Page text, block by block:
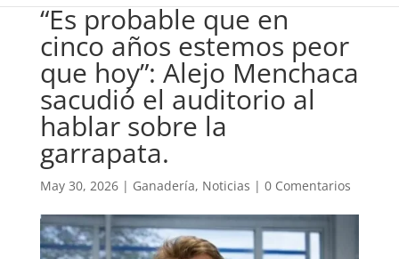
“Es probable que en
cinco años estemos peor
que hoy”: Alejo Menchaca
sacudió el auditorio al
hablar sobre la
garrapata.
May 30, 2026| Ganadería, Noticias | 0 Comentarios